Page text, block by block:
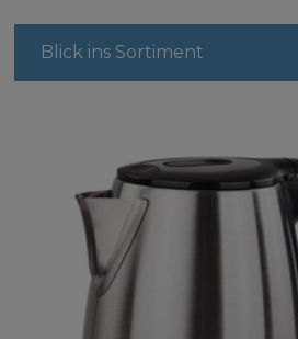
Blick ins Sortiment